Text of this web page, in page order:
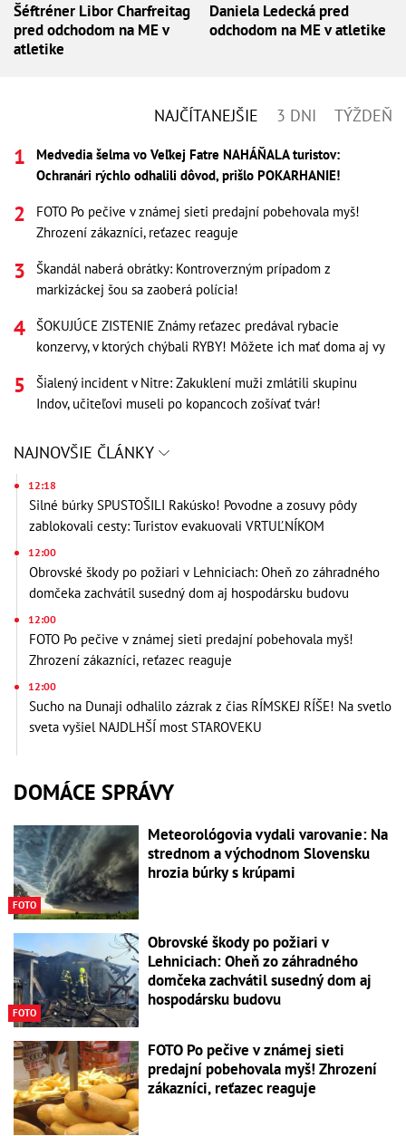
Šéftréner Libor Charfreitag
pred odchodom na ME v
atletike
Daniela Ledecká pred
odchodom na ME v atletike
NAJČÍTANEJŠIE 3 DNI TÝŽDEŇ
Medvedia šelma vo Veľkej Fatre NAHÁŇALA turistov:
Ochranári rýchlo odhalili dôvod, prišlo POKARHANIE!
FOTO Po pečive v známej sieti predajní pobehovala myš!
Zhrození zákazníci, reťazec reaguje
Škandál naberá obrátky: Kontroverzným prípadom z
markizáckej šou sa zaoberá polícia!
ŠOKUJÚCE ZISTENIE Známy reťazec predával rybacie
konzervy, v ktorých chýbali RYBY! Môžete ich mať doma aj vy
Šialený incident v Nitre: Zakuklení muži zmlátili skupinu
Indov, učiteľovi museli po kopancoch zošívať tvár!
NAJNOVŠIE ČLÁNKY
12:18
Silné búrky SPUSTOŠILI Rakúsko! Povodne a zosuvy pôdy
zablokovali cesty: Turistov evakuovali VRTUĽNÍKOM
12:00
Obrovské škody po požiari v Lehniciach: Oheň zo záhradného
domčeka zachvátil susedný dom aj hospodársku budovu
12:00
FOTO Po pečive v známej sieti predajní pobehovala myš!
Zhrození zákazníci, reťazec reaguje
12:00
Sucho na Dunaji odhalilo zázrak z čias RÍMSKEJ RÍŠE! Na svetlo
sveta vyšiel NAJDLHŠÍ most STAROVEKU
DOMÁCE SPRÁVY
FOTO
Meteorológovia vydali varovanie: Na
strednom a východnom Slovensku
hrozia búrky s krúpami
FOTO
Obrovské škody po požiari v
Lehniciach: Oheň zo záhradného
domčeka zachvátil susedný dom aj
hospodársku budovu
FOTO Po pečive v známej sieti
predajní pobehovala myš! Zhrození
zákazníci, reťazec reaguje